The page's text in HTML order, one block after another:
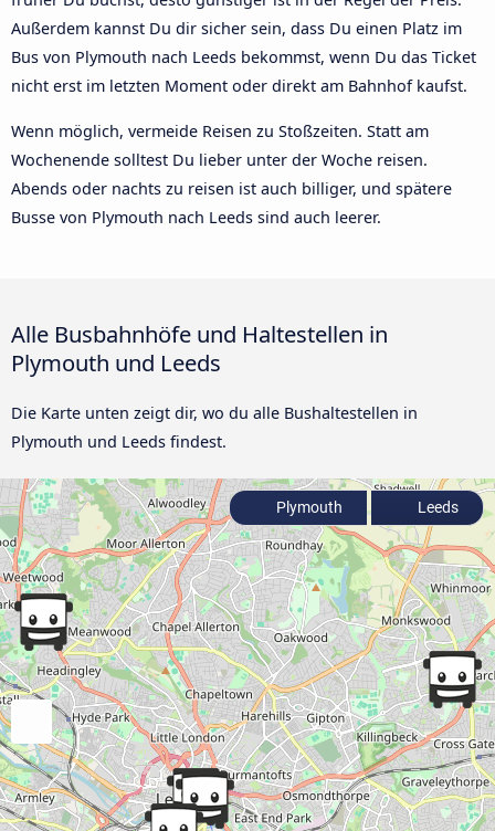
Außerdem kannst Du dir sicher sein, dass Du einen Platz im
Bus von Plymouth nach Leeds bekommst, wenn Du das Ticket
nicht erst im letzten Moment oder direkt am Bahnhof kaufst.
Wenn möglich, vermeide Reisen zu Stoßzeiten. Statt am
Wochenende solltest Du lieber unter der Woche reisen.
Abends oder nachts zu reisen ist auch billiger, und spätere
Busse von Plymouth nach Leeds sind auch leerer.
Alle Busbahnhöfe und Haltestellen in
Plymouth und Leeds
Die Karte unten zeigt dir, wo du alle Bushaltestellen in
Plymouth und Leeds findest.
Plymouth Leeds